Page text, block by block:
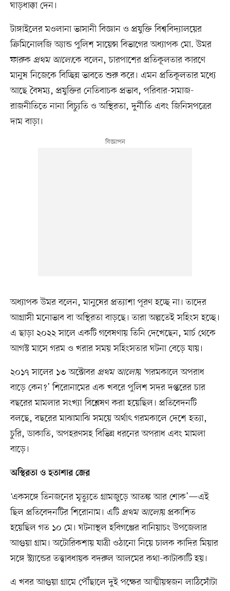
ঘাড়ধাক্কা দেন।
টাঙ্গাইলের মওলানা ভাসানী বিজ্ঞান ও প্রযুক্তি বিশ্ববিদ্যালয়ের
ক্রিমিনোলজি অ্যান্ড পুলিশ সায়েন্স বিভাগের অধ্যাপক মো. উমর
ফারুক প্রথম আলোকে বলেন, চারপাশের প্রতিকূলতার কারণে
মানুষ নিজেকে বিচ্ছিন্ন ভাবতে শুরু করে। এমন প্রতিকূলতার মধ্যে
আছে বৈষম্য, প্রযুক্তির নেতিবাচক প্রভাব, পরিবার-সমাজ-
রাজনীতিতে নানা বিচ্যুতি ও অস্থিরতা, দুর্নীতি এবং জিনিসপত্রের
দাম বাড়া।
অধ্যাপক উমর বলেন, মানুষের প্রত্যাশা পূরণ হচ্ছে না। তাদের
আগ্রাসী মনোভাব বা অস্থিরতা বাড়ছে। তারা অল্পতেই সহিংস হচ্ছে।
এ ছাড়া ২০২২ সালে একটি গবেষণায় তিনি দেখেছেন, মার্চ থেকে
আগস্ট মাসে গরম ও খরার সময় সহিংসতার ঘটনা বেড়ে যায়।
২০১৭ সালের ১৩ অক্টোবর প্রথম আলোয় ‘গরমকালে অপরাধ
বাড়ে কেন?’ শিরোনামের এক খবরে পুলিশ সদর দপ্তরের চার
বছরের মামলার সংখ্যা বিশ্লেষণ করা হয়েছিল। প্রতিবেদনটি
বলছে, বছরের মাঝামাঝি সময়ে অর্থাৎ গরমকালে দেশে হত্যা,
চুরি, ডাকাতি, অপহরণসহ বিভিন্ন ধরনের অপরাধ এবং মামলা
বাড়ে।
অস্থিরতা ও হতাশার জের
‘একসঙ্গে তিনজনের মৃত্যুতে গ্রামজুড়ে আতঙ্ক আর শোক’—এই
ছিল প্রতিবেদনটির শিরোনাম। এটি প্রথম আলোয় প্রকাশিত
হয়েছিল গত ১০ মে। ঘটনাস্থল হবিগঞ্জের বানিয়াচং উপজেলার
আগুয়া গ্রাম। অটোরিকশায় যাত্রী ওঠানো নিয়ে চালক কাদির মিয়ার
সঙ্গে স্ট্যান্ডের তত্ত্বাবধায়ক বদরুল আলমের কথা-কাটাকাটি হয়।
এ খবর আগুয়া গ্রামে পৌঁছালে দুই পক্ষের আত্মীয়স্বজন লাঠিসোঁটা